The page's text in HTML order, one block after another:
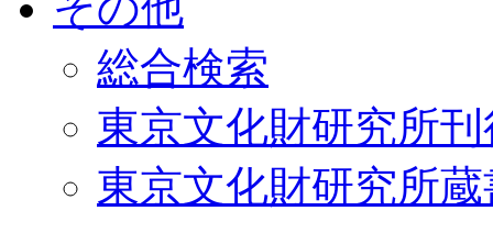
総合検索
東京文化財研究所
東京文化財研究所